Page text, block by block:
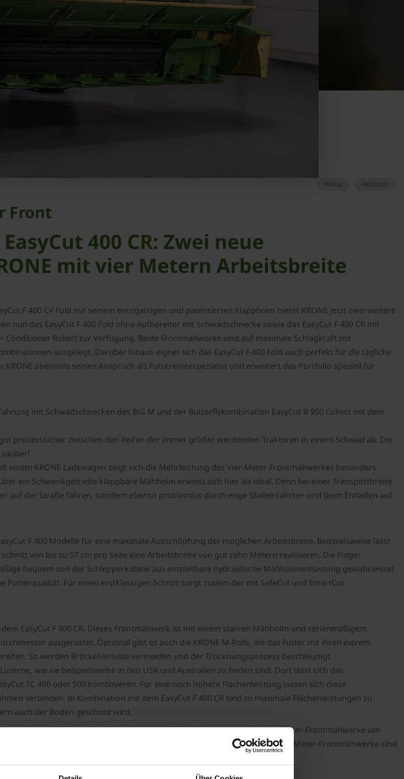
PRODUKTE
PRESSE
Front
400 CR: Zwei neue
mit vier Metern Arbeitsbreite
F 400 CV Fold mit seinem einzigartigen und patentierten Klappholm bietet KRONE jetzt zwei weitere
das EasyCut F 400 Fold ohne Aufbereiter mit Schwadschnecke sowie das EasyCut F 400 CR mit
Roller) zur Verfügung. Beide Frontmähwerke sind auf maximale Schlagkraft mit
ausgelegt. Darüber hinaus eignet sich das EasyCut F 400 Fold auch perfekt für die tägliche
KRONE abermals seinen Anspruch als Futtererntespezialist und erweitert das Portfolio speziell für
mit Schwadschnecken des BiG M und der Butterflykombination EasyCut B 950 Collect mit dem
prozesssicher zwischen den Reifen der immer größer werdenden Traktoren in einem Schwad ab. Die
KRONE Ladewagen zeigt sich die Mehrleistung des Vier-Meter-Frontmähwerkes besonders
ein Schwenkgetriebe klappbare Mähholm erweist sich hier als ideal. Denn bei einer Transportbreite
auf der Straße fahren, sondern ebenso problemlos durch enge Stalleinfahrten und beim Entladen auf
F 400 Modelle für eine maximale Ausschöpfung der möglichen Arbeitsbreite. Beispielsweise lässt
von bis zu 57 cm pro Seite eine Arbeitsbreite von gut zehn Metern realisieren. Die Folge:
bequem von der Schlepperkabine aus einstellbare hydraulische Mähholmentlastung gewährleistet
Futterqualität. Für einen erstklassigen Schnitt sorgt zudem der mit SafeCut und SmartCut
EasyCut F 400 CR. Dieses Frontmähwerk ist mit einem starren Mähholm und serienmäßigem
ausgerüstet. Optional gibt es auch die KRONE M-Rolls, die das Futter mit ihren extrem
So werden Bröckelverluste vermieden und der Trocknungsprozess beschleunigt.
wie sie beispielsweise in den USA und Australien zu finden sind. Dort lässt sich das
TC 400 oder 500 kombinieren. Für eine noch höhere Flächenleistung lassen sich diese
verbinden. In Kombination mit dem EasyCut F 400 CR sind so maximale Flächenleistungen zu
auch der Boden geschont wird.
erweitert die Firma KRONE das einzigartige Produktprogramm der Vier-Meter-Frontmähwerke um
sie für alle Einsatzbedingungen eine passende Lösung parat hat. Die Vier-Meter-Frontmähwerke sind
höherer Flächenleistung bei steigender Futterqualität.